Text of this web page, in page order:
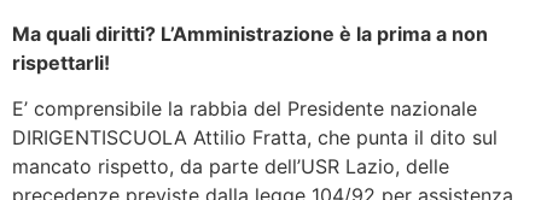
Ma quali diritti? L’Amministrazione è la prima a non
rispettarli!
E’ comprensibile la rabbia del Presidente nazionale
DIRIGENTISCUOLA Attilio Fratta, che punta il dito sul
mancato rispetto, da parte dell’USR Lazio, delle